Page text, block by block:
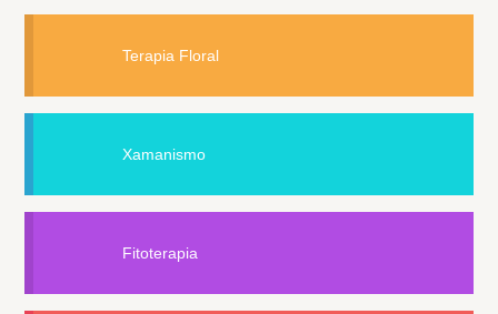
Terapia Floral
Xamanismo
Fitoterapia